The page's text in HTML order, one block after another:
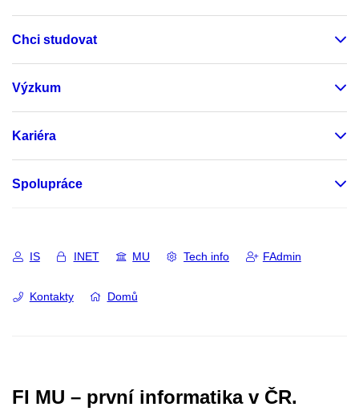
Chci studovat
Výzkum
Kariéra
Spolupráce
IS INET MU Tech info FAdmin
Kontakty Domů
FI MU – první informatika v ČR.